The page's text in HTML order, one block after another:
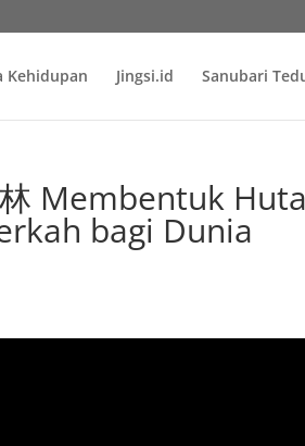
Kehidupan Jingsi.id Sanubari
Membentuk
bagi Dunia